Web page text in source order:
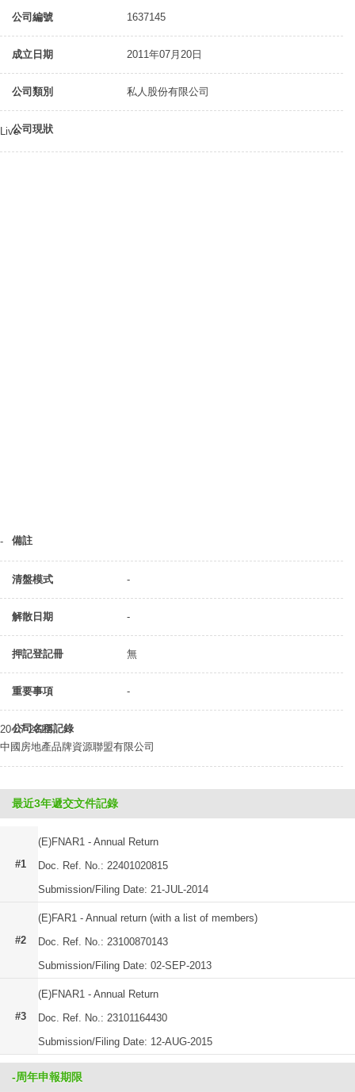
公司編號 1637145
成立日期 2011年07月20日
公司類別 私人股份有限公司
公司現狀
Live
備註
-
清盤模式 -
解散日期 -
押記登記冊 無
重要事項 -
公司名稱記錄
20-07-2011
中國房地產品牌資源聯盟有限公司
最近3年遞交文件記錄
#1
(E)FNAR1 - Annual Return
Doc. Ref. No.: 22401020815
Submission/Filing Date: 21-JUL-2014
#2
(E)FAR1 - Annual return (with a list of members)
Doc. Ref. No.: 23100870143
Submission/Filing Date: 02-SEP-2013
#3
(E)FNAR1 - Annual Return
Doc. Ref. No.: 23101164430
Submission/Filing Date: 12-AUG-2015
-周年申報期限